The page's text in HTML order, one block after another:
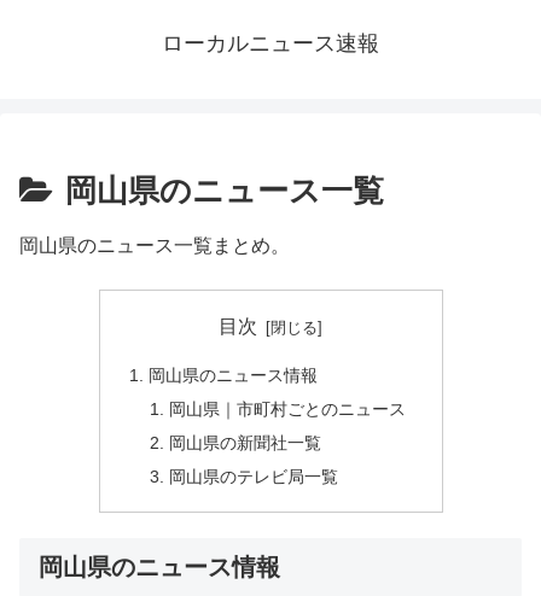
ローカルニュース速報
岡山県のニュース一覧
岡山県のニュース一覧まとめ。
目次
岡山県のニュース情報
岡山県｜市町村ごとのニュース
岡山県の新聞社一覧
岡山県のテレビ局一覧
岡山県のニュース情報